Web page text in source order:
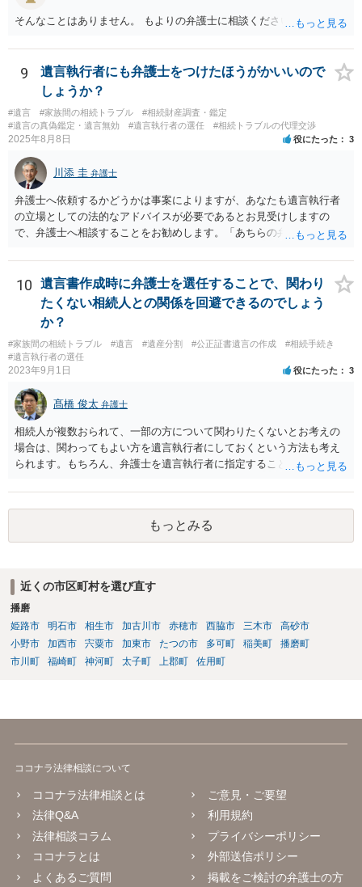
そんなことはありません。 もよりの弁護士に相談ください。
9
遺言執行者にも弁護士をつけたほうがかいいので
しょうか？
#遺言 #家族間の相続トラブル
#相続財産調査・鑑定
#遺言の真偽鑑定・遺言無効
#遺言執行者の選任 #相続トラブルの代理交渉
2025年8月8日 役にたった 3
川添 圭 弁護士
弁護士へ依頼するかどうかは事案によりますが、あなたも遺言執行者
の立場としての法的なアドバイスが必要であるとお見受けしますの
で、弁護士へ相談することをお勧めします。「あちらの弁護士」（元
誘導しかしてこないと思います。
10
遺言書作成時に弁護士を選任することで、関わり
たくない相続人との関係を回避できるのでしょう
か？
#家族間の相続トラブル #遺言 #遺産分割 #公正証書遺言の作成
#相続手続き
#遺言執行者の選任
2023年9月1日 役にたった 3
髙橋 俊太 弁護士
相続人が複数おられて、一部の方について関わりたくないとお考えの
場合は、関わってもよい方を遺言執行者にしておくという方法も考え
られます。もちろん、弁護士を遺言執行者に指定することもできます
方に再委任の権限を付与しておくという方法もあります。 一度、弁護
士に直接ご相談されることをお勧めいたします。
もっとみる
近くの市区町村を選び直す
播磨
姫路市
明石市 相生市 加古川市 赤穂市 西脇市 三木市
高砂市
小野市
加西市 宍粟市 加東市 たつの市 多可町 稲美町
播磨町
市川町
福崎町 神河町 太子町 上郡町 佐用町
ココナラ法律相談について
ココナラ法律相談とは
法律Q&A
法律相談コラム
ココナラとは
よくあるご質問
ご意見・ご要望
利用規約
プライバシーポリシー
外部送信ポリシー
掲載をご検討の弁護士の方